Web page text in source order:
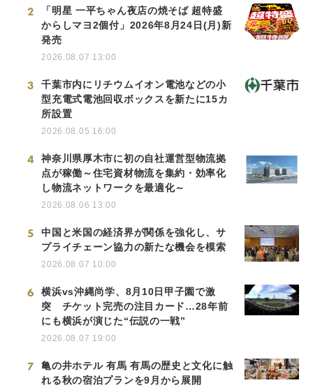
2
「明星 一平ちゃん夜店の焼そば 超特盛
からしマヨ2個付」2026年8月24日(月)新
発売
2026.08.07 13:00
3
千葉市内にリチウムイオン電池などの小
型充電式電池回収ボックスを新たに15カ
所設置
2026.08.05 16:00
4
神奈川県厚木市に初の自社運営型物流拠
点が稼働～住宅資材物流を集約・効率化
し物流ネットワークを最適化～
2026.08.06 13:00
5
中国と米国の経済界が関係を強化し、サ
プライチェーン協力の新たな機会を模索
2026.08.07 10:00
6
横浜vs沖縄尚学、8月10日甲子園で激
突 チケット完売の注目カード…28年前
にも横浜が演じた“伝説の一戦”
2026.08.07 19:00
7
亀の井ホテル 有馬 有馬の歴史と文化に触
れる秋の宿泊プランを9月から展開